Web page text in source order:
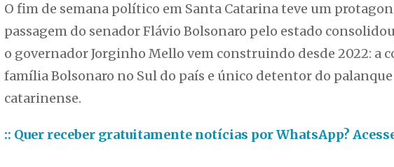
O fim de semana político em Santa Catarina teve um
passagem do senador Flávio Bolsonaro pelo estado
o governador Jorginho Mello vem construindo desde 2022: a
família Bolsonaro no Sul do país e único detentor do
catarinense.
:: Quer receber gratuitamente notícias por WhatsApp?